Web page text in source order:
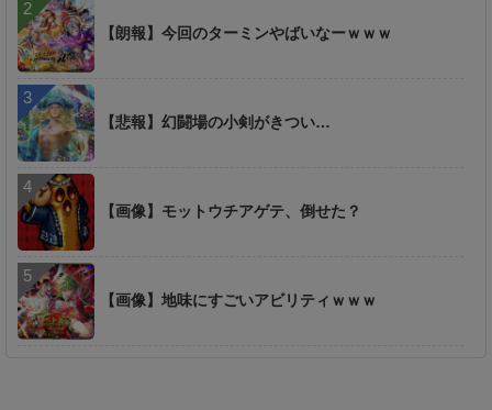
【朗報】今回のターミンやばいなーｗｗｗ
【悲報】幻闘場の小剣がきつい…
【画像】モットウチアゲテ、倒せた？
【画像】地味にすごいアビリティｗｗｗ